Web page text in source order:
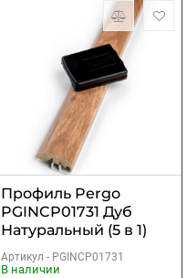
Профиль Pergo
PGINCP01731 Дуб
Натуральный (5 в 1)
Артикул - PGINCP01731
В наличии